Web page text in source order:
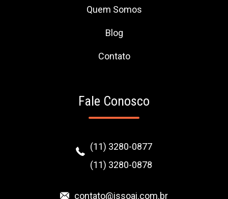
Quem Somos
Blog
Contato
Fale Conosco
(11) 3280-0877
(11) 3280-0878
contato@issoai.com.br